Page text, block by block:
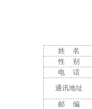
姓 名
性
别
电
话
通讯地址
邮
编